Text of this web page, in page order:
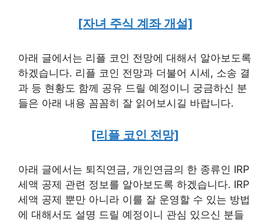
[자녀 주식 계좌 개설]
아래 글에서는 리플 코인 전망에 대해서 알아보도록
하겠습니다. 리플 코인 전망과 더불어 시세, 소송 결
과 등 현황도 함께 공유 드릴 예정이니 궁금하신 분
들은 아래 내용 꼼꼼히 잘 읽어보시길 바랍니다.
[리플 코인 전망]
아래 글에서는 퇴직연금, 개인연금의 한 종류인 IRP
세액 공제 관련 정보를 알아보도록 하겠습니다. IRP
세액 공제 뿐만 아니라 이를 잘 운영할 수 있는 방법
에 대해서도 설명 드릴 예정이니 관심 있으신 분들